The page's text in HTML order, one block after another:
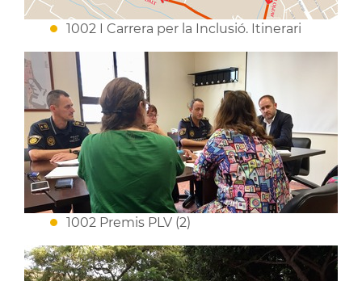
1002 I Carrera per la Inclusió. Itinerari
1002 Premis PLV (2)